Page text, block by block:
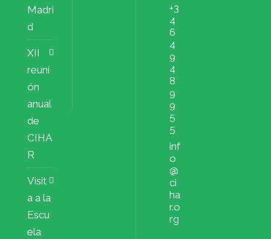
Madri
d
XII
reuni
ón
anual
de
CIHA
R
Visit
a a la
Escu
ela
+3
4
6
4
9
4
8
9
9
5
5
inf
o
@
ci
ha
r.o
rg